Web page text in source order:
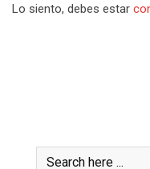
Lo siento, debes estar